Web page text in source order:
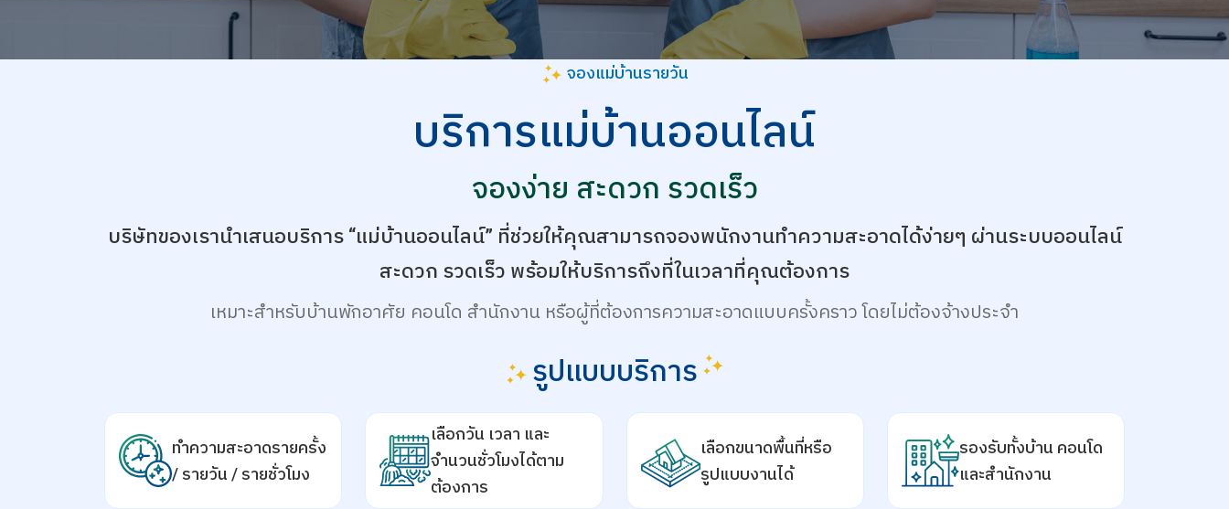
จองแม่บ้านรายวัน
บริการแม่บ้านออนไลน์
จองง่าย สะดวก รวดเร็ว
บริษัทของเรานำเสนอบริการ “แม่บ้านออนไลน์” ที่ช่วยให้คุณสามารถจองพนักงานทำความสะอาดได้ง่ายๆ ผ่านระบบออนไลน์
สะดวก รวดเร็ว พร้อมให้บริการถึงที่ในเวลาที่คุณต้องการ
เหมาะสำหรับบ้านพักอาศัย คอนโด สำนักงาน หรือผู้ที่ต้องการความสะอาดแบบครั้งคราว โดยไม่ต้องจ้างประจำ
รูปแบบบริการ
ทำความสะอาดรายครั้ง
/ รายวัน / รายชั่วโมง
เลือกวัน เวลา และ
จำนวนชั่วโมงได้ตาม
ต้องการ
เลือกขนาดพื้นที่หรือ
รูปแบบงานได้
รองรับทั้งบ้าน คอนโด
และสำนักงาน